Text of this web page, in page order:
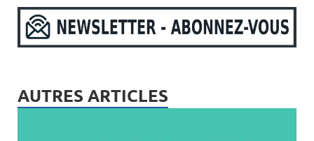
AUTRES ARTICLES